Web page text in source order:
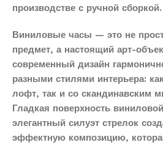
производстве с ручной сборкой.
Виниловые часы — это не
предмет, а настоящий арт-
современный дизайн
разными стилями интерьера:
лофт, так и со скандинавским
Гладкая поверхность
элегантный силуэт стрелок
эффектную композицию,